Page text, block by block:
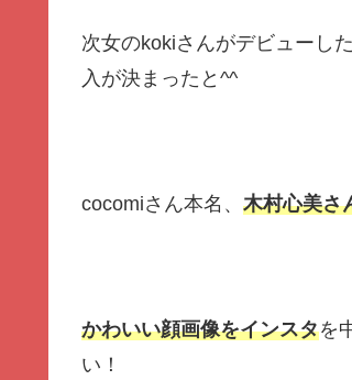
次女のkokiさんがデビューし
入が決まったと^^
cocomiさん本名、 木村心美さ
かわいい顔画像をインスタを
い！